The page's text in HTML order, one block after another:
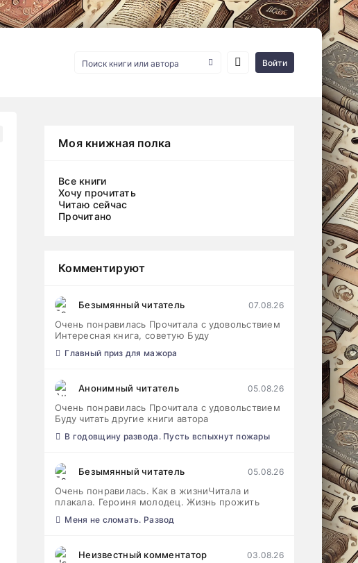
Войти
Моя книжная полка
Все книги
Хочу прочитать
Читаю сейчас
Прочитано
Комментируют
Безымянный читатель 07.08.26
Очень понравилась Прочитала с удовольствием
Интересная книга, советую Буду
Главный приз для мажора
Анонимный читатель 05.08.26
Очень понравилась Прочитала с удовольствием
Буду читать другие книги автора
В годовщину развода. Пусть вспыхнут пожары
Безымянный читатель 05.08.26
Очень понравилась. Как в жизниЧитала и
плакала. Героиня молодец. Жизнь прожить
Меня не сломать. Развод
Неизвестный комментатор 03.08.26